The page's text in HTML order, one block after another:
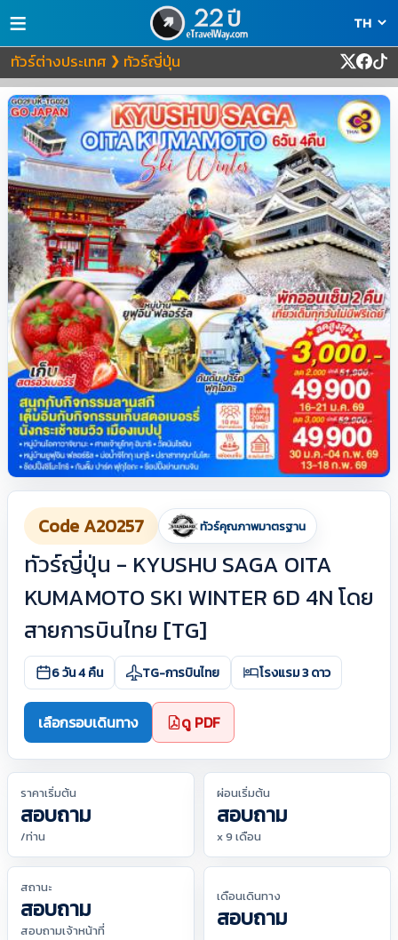
≡
ทัวร์ต่างประเทศ ❯ ทัวร์ญี่ปุ่น
Code A20257 ทัวร์คุณภาพมาตรฐาน
ทัวร์ญี่ปุ่น - KYUSHU SAGA OITA
KUMAMOTO SKI WINTER 6D 4N โดย
สายการบินไทย [TG]
6 วัน 4 คืน TG-การบินไทย โรงแรม 3 ดาว
เลือกรอบเดินทาง ดู PDF
ราคาเริ่มต้น
สอบถาม
/ท่าน
ผ่อนเริ่มต้น
สอบถาม
x 9 เดือน
สถานะ
สอบถาม
สอบถามเจ้าหน้าที่
เดือนเดินทาง
สอบถาม